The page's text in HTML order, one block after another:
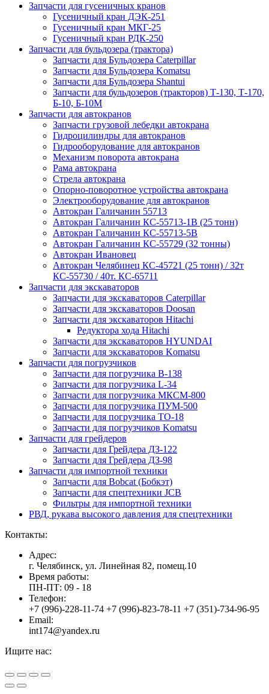
Запчасти для гусеничных кранов
Гусеничный кран ДЭК-251
Гусеничный кран МКГ-25
Гусеничный кран РДК-250
Запчасти для бульдозера (трактора)
Запчасти для Бульдозера Caterpillar
Запчасти для Бульдозера Komatsu
Запчасти для Бульдозера Shantui
Запчасти для бульдозеров (тракторов) Т-130, Т-170,
Б-10, Б-10М
Запчасти для автокранов
Запчасти грузовой лебедки автокрана
Гидроцилиндры для автокранов
Гидрооборудование для автокранов
Механизм поворота автокрана
Рама автокрана
Стрела автокрана
Опорно-поворотное устройства автокрана
Электрооборудование для автокранов
Автокран Галичанин 55713
Автокран Галичанин КС-55713-1В (25 тонн)
Автокран Галичанин КС-55713-5В
Автокран Галичанин КС-55729 (32 тонны)
Автокран Ивановец
Автокран Челябинец КС-45721 (25 тонн) / 32т
КС-55730 / 40т. КС-65711
Запчасти для экскаваторов
Запчасти для экскаваторов Caterpillar
Запчасти для экскаваторов Doosan
Запчасти для экскаваторов Hitachi
Редуктора хода Hitachi
Запчасти для экскаваторов HYUNDAI
Запчасти для экскаваторов Komatsu
Запчасти для погрузчиков
Запчасти для погрузчика B-138
Запчасти для погрузчика L-34
Запчасти для погрузчика МКСМ-800
Запчасти для погрузчика ПУМ-500
Запчасти для погрузчика ТО-18
Запчасти для погрузчиков Komatsu
Запчасти для грейдеров
Запчасти для Грейдера ДЗ-122
Запчасти для Грейдера ДЗ-98
Запчасти для импортной техники
Запчасти для Bobcat (Бобкэт)
Запчасти для спецтехники JCB
Фильтры для импортной техники
РВД, рукава высокого давления для спецтехники
Контакты:
Адрес:
г. Челябинск, ул. Линейная 82, помещ.10
Время работы:
ПН-ПТ: 09 - 18
Телефон:
+7 (996)-228-11-74 +7 (996)-823-78-11 +7 (351)-734-96-95
Email:
int174@yandex.ru
Ищите нас:
Страница
YouTube
Страница
Viber
Страница
WhatsApp
Вверх